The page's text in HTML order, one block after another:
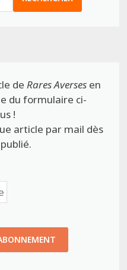
de Rares Aversesen
du formulaire ci-
!
article par mail dès